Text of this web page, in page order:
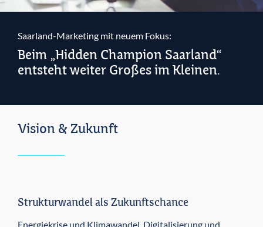
Saarland-Marketing mit neuem Fokus:
Beim „Hidden Champion Saarland“
entsteht weiter Großes im Kleinen.
Vision & Zukunft
Strukturwandel als Zukunftschance
Energiekrise und Klimawandel, Digitalisierung und